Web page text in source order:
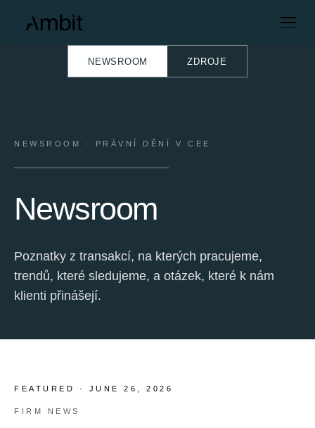
NEWSROOM ZDROJE
NEWSROOM · PRÁVNÍ DĚNÍ V CEE
Newsroom
Poznatky z transakcí, na kterých pracujeme,
trendů, které sledujeme, a otázek, které k nám
klienti přinášejí.
FEATURED · JUNE 26, 2026
FIRM NEWS